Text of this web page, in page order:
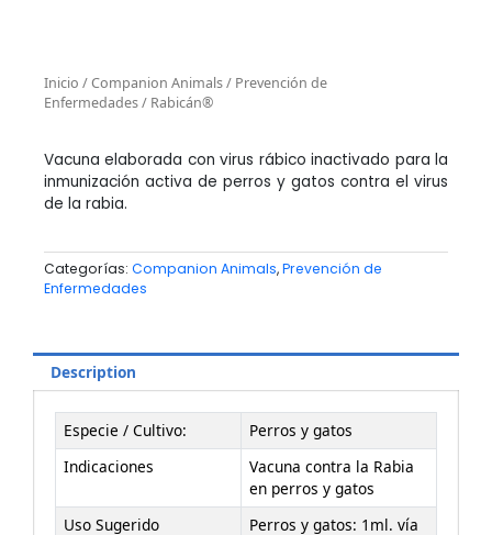
Inicio /Companion Animals/ Prevención de
Enfermedades/ Rabicán®
Vacuna elaborada con virus rábico inactivado para la
inmunización activa de perros y gatos contra el virus
de la rabia.
Categorías: Companion Animals,Prevención de
Enfermedades
Description
Especie / Cultivo:
Perros y gatos
Indicaciones
Vacuna contra la Rabia
en perros y gatos
Uso Sugerido
Perros y gatos: 1ml. vía